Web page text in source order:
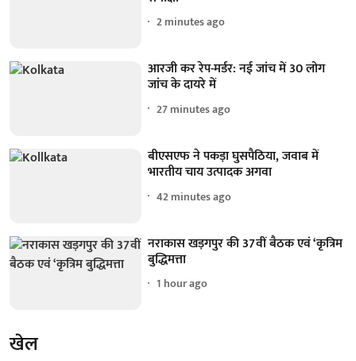
2 minutes ago
आरजी कर रेप-मर्डर: नई जांच में 30 लोग
जांच के दायरे में
27 minutes ago
बीएसएफ ने पकड़ा घुसपैठिया, जवाब में
भारतीय चाय उत्पादक अगवा
42 minutes ago
नराकास खड़गपुर की 37वीं बैठक एवं ‘कृत्रिम
बुद्धिमत्ता
1 hour ago
खेल